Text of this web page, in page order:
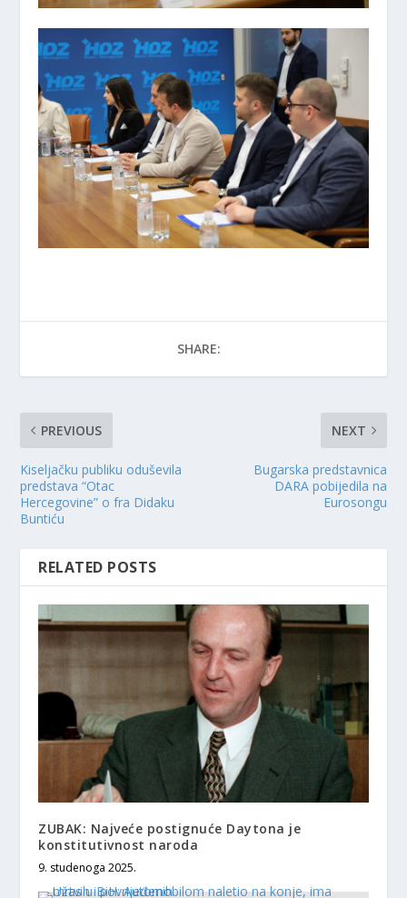
SHARE:
PREVIOUS
​Kiseljačku publiku oduševila
predstava “Otac
Hercegovine” o fra Didaku
Buntiću
NEXT
Bugarska predstavnica
DARA pobijedila na
Eurosongu
RELATED POSTS
ZUBAK: Najveće postignuće Daytona je
konstitutivnost naroda
9. studenoga 2025.